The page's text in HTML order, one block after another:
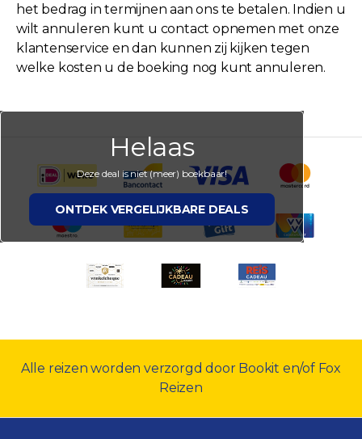
het bedrag in termijnen aan ons te betalen. Indien u
wilt annuleren kunt u contact opnemen met onze
klantenservice en dan kunnen zij kijken tegen
welke kosten u de boeking nog kunt annuleren.
Helaas
Deze deal is niet (meer) boekbaar!
ONTDEK VERGELIJKBARE DEALS
Alle reizen worden verzorgd door Bookit en/of Fox
Reizen